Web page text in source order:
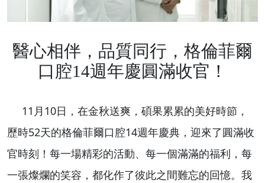
醫心相伴，品質同行，格倫菲爾
口腔14週年慶圓滿收官！
11月10日，在金秋送爽，碩果累累的美好時節，
歷時52天的格倫菲爾口腔14週年慶典，迎來了圓滿收
官時刻！ 每一場精彩的活動、每一個滿滿的福利，每
一張燦爛的笑容，都化作了彼此之間難忘的回憶。 我